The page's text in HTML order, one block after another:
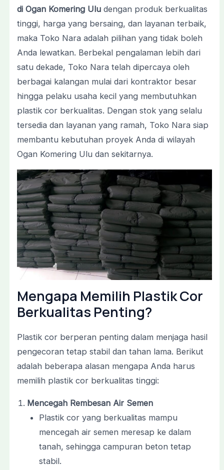
di Ogan Komering Uludengan produk berkualitas
tinggi, harga yang bersaing, dan layanan terbaik,
maka Toko Nara adalah pilihan yang tidak boleh
Anda lewatkan. Berbekal pengalaman lebih dari
satu dekade, Toko Nara telah dipercaya oleh
berbagai kalangan mulai dari kontraktor besar
hingga pelaku usaha kecil yang membutuhkan
plastik cor berkualitas. Dengan stok yang selalu
tersedia dan layanan yang ramah, Toko Nara siap
membantu kebutuhan proyek Anda di wilayah
Ogan Komering Ulu dan sekitarnya.
Mengapa Memilih Plastik Cor
Berkualitas Penting?
Plastik cor berperan penting dalam menjaga hasil
pengecoran tetap stabil dan tahan lama. Berikut
adalah beberapa alasan mengapa Anda harus
memilih plastik cor berkualitas tinggi:
Mencegah Rembesan Air Semen
Plastik cor yang berkualitas mampu
mencegah air semen meresap ke dalam
tanah, sehingga campuran beton tetap
stabil.